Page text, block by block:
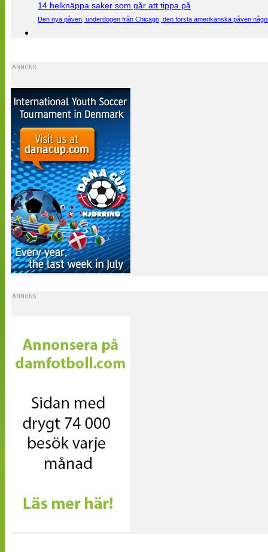
14 helknäppa saker som går att tippa på
Den nya påven, underdogen från Chicago, den första amerikanska påven
ANNONS
ANNONS